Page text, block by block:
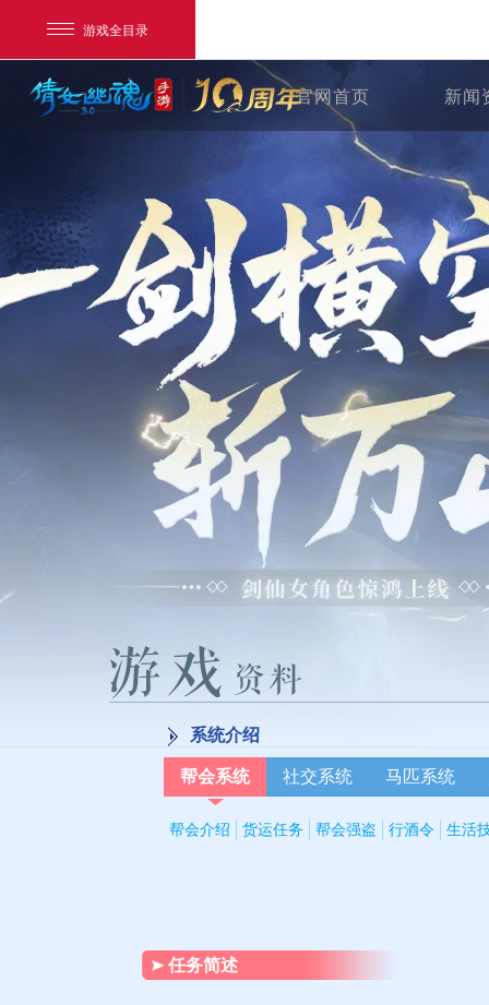
游戏全目录
网易游戏
游戏爱好者
我的足迹： 倩女幽魂手游
官网首页 新闻
系统介绍
帮会系统 社交系统 马匹系统
帮会介绍 货运任务 帮会强盗 行酒令 生活
任务简述